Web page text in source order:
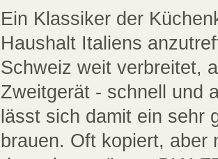
Ein Klassiker der
Haushalt Italiens
Schweiz weit verbreitet,
Zweitgerät - schnell und
lässt sich damit ein sehr
brauen. Oft kopiert, aber